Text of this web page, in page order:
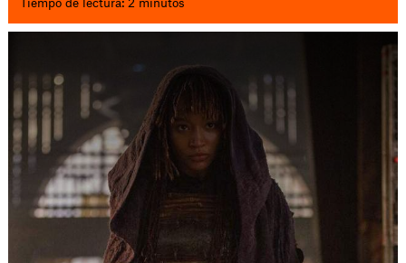
Tiempo de lectura: 2 minutos